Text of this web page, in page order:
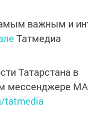
важным и
Татмедиа
Татарстана в
мессенджере
tatmedia